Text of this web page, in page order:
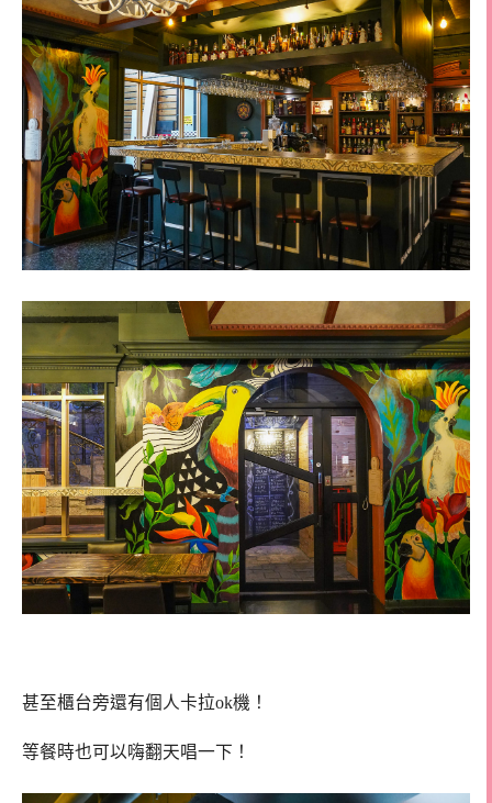
甚至櫃台旁還有個人卡拉ok機！
等餐時也可以嗨翻天唱一下！